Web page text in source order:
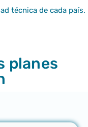
técnica de cada país.
planes